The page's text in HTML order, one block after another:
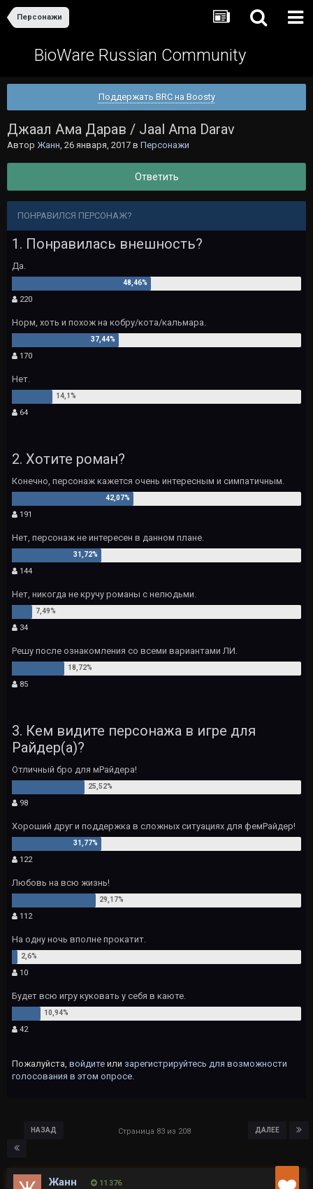
Персонажи
BioWare Russian Community
Поддержать BRC на Boosty
Джаал Ама Дарав / Jaal Ama Darav
Автор Жанн, 26 января, 2017 в Персонажи
Ответить
ПОНРАВИЛСЯ ПЕРСОНАЖ?
1. Понравилась внешность?
Да.
220
Норм, хоть и похож на кобру/кота/кальмара.
170
Нет.
64
2. Хотите роман?
Конечно, персонаж кажется очень интересным и симпатичным.
191
Нет, персонаж не интересен в данном плане.
144
Нет, никогда не кручу романы с нелюдьми.
34
Решу после ознакомления со всеми вариантами ЛИ.
85
3. Кем видите персонажа в игре для
Райдер(а)?
Отличный бро для мРайдера!
98
Хороший друг и поддержка в сложных ситуациях для фемРайдер!
122
Любовь на всю жизнь!
112
На одну ночь вполне прокатит.
10
Будет всю игру куковать у себя в каюте.
42
Пожалуйста, войдите или зарегистрируйтесь для возможности
голосования в этом опросе.
НАЗАД ДАЛЕЕ
Страница 83 из 208
Жанн 11 376